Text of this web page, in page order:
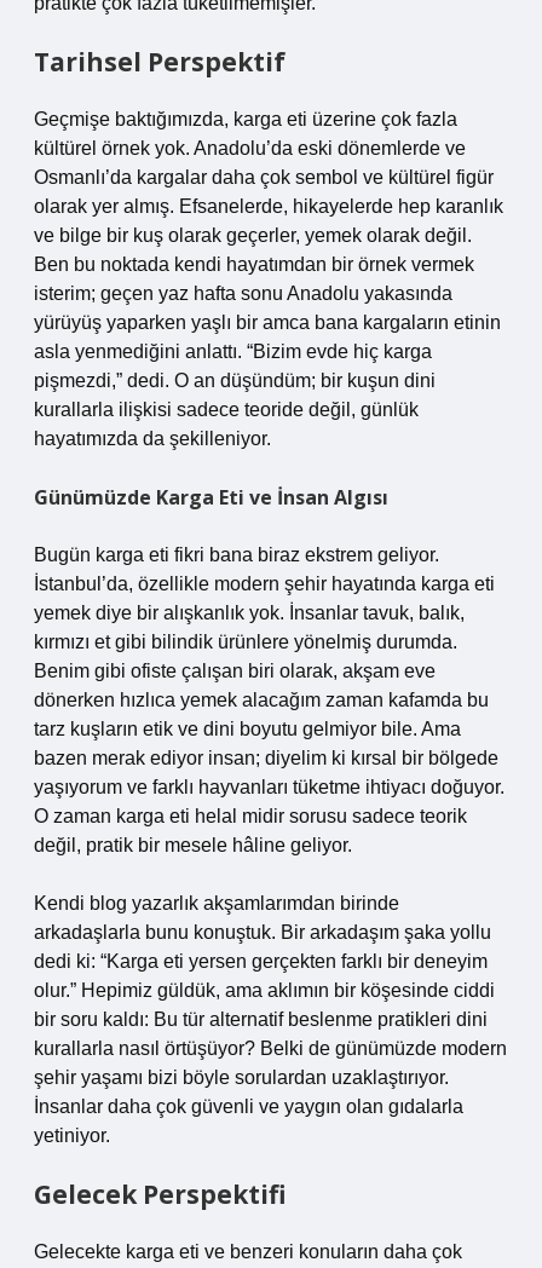
Tarihsel Perspektif
Geçmişe baktığımızda, karga eti üzerine çok fazla
kültürel örnek yok. Anadolu’da eski dönemlerde ve
Osmanlı’da kargalar daha çok sembol ve kültürel figür
olarak yer almış. Efsanelerde, hikayelerde hep karanlık
ve bilge bir kuş olarak geçerler, yemek olarak değil.
Ben bu noktada kendi hayatımdan bir örnek vermek
isterim; geçen yaz hafta sonu Anadolu yakasında
yürüyüş yaparken yaşlı bir amca bana kargaların etinin
asla yenmediğini anlattı. “Bizim evde hiç karga
pişmezdi,” dedi. O an düşündüm; bir kuşun dini
kurallarla ilişkisi sadece teoride değil, günlük
hayatımızda da şekilleniyor.
Günümüzde Karga Eti ve İnsan Algısı
Bugün karga eti fikri bana biraz ekstrem geliyor.
İstanbul’da, özellikle modern şehir hayatında karga eti
yemek diye bir alışkanlık yok. İnsanlar tavuk, balık,
kırmızı et gibi bilindik ürünlere yönelmiş durumda.
Benim gibi ofiste çalışan biri olarak, akşam eve
dönerken hızlıca yemek alacağım zaman kafamda bu
tarz kuşların etik ve dini boyutu gelmiyor bile. Ama
bazen merak ediyor insan; diyelim ki kırsal bir bölgede
yaşıyorum ve farklı hayvanları tüketme ihtiyacı doğuyor.
O zaman karga eti helal midir sorusu sadece teorik
değil, pratik bir mesele hâline geliyor.
Kendi blog yazarlık akşamlarımdan birinde
arkadaşlarla bunu konuştuk. Bir arkadaşım şaka yollu
dedi ki: “Karga eti yersen gerçekten farklı bir deneyim
olur.” Hepimiz güldük, ama aklımın bir köşesinde ciddi
bir soru kaldı: Bu tür alternatif beslenme pratikleri dini
kurallarla nasıl örtüşüyor? Belki de günümüzde modern
şehir yaşamı bizi böyle sorulardan uzaklaştırıyor.
İnsanlar daha çok güvenli ve yaygın olan gıdalarla
yetiniyor.
Gelecek Perspektifi
Gelecekte karga eti ve benzeri konuların daha çok